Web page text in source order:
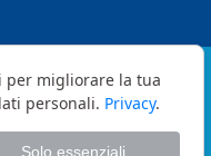
Medical S.L. - All
per migliorare la tua
personali. Privacy.
Solo essenziali